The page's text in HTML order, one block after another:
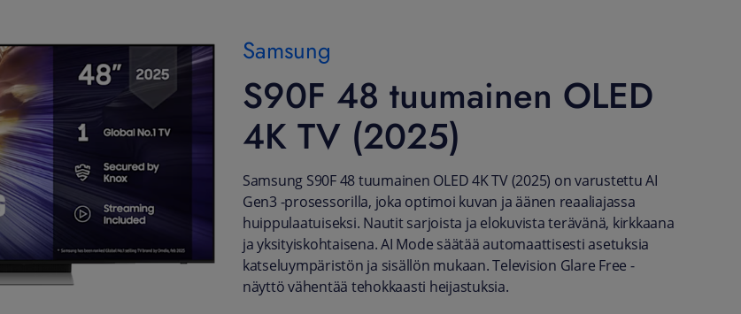
Samsung
S90F 48 tuumainen OLED
4K TV (2025)
Samsung S90F 48 tuumainen OLED 4K TV (2025) on varustettu AI
Gen3 -prosessorilla, joka optimoi kuvan ja äänen reaaliajassa
huippulaatuiseksi. Nautit sarjoista ja elokuvista terävänä, kirkkaana
ja yksityiskohtaisena. AI Mode säätää automaattisesti asetuksia
katseluympäristön ja sisällön mukaan. Television Glare Free -
näyttö vähentää tehokkaasti heijastuksia.